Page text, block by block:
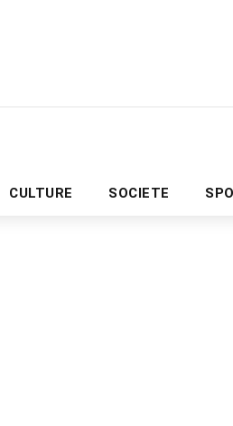
CULTURE SOCIETE